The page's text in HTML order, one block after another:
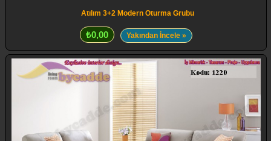
Atılım 3+2 Modern Oturma Grubu
₺0,00 Yakından İncele »